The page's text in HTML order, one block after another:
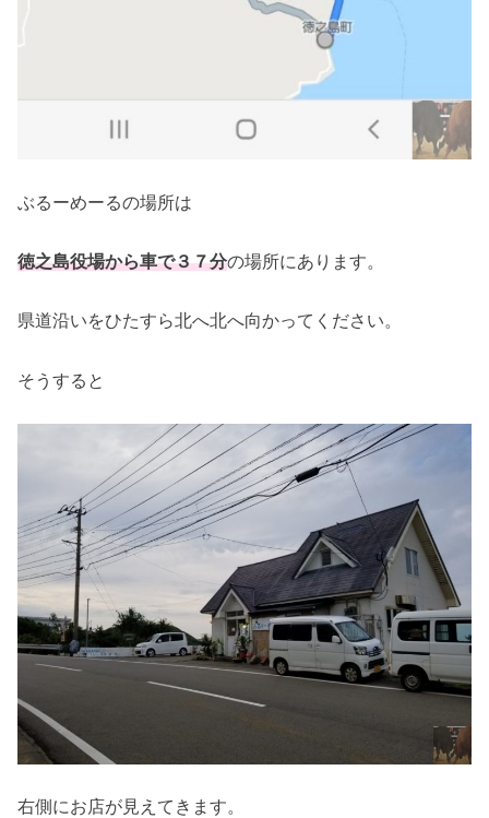
ぶるーめーるの場所は
徳之島役場から車で３７分の場所にあります。
県道沿いをひたすら北へ北へ向かってください。
そうすると
右側にお店が見えてきます。